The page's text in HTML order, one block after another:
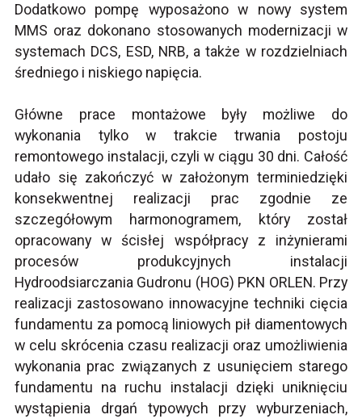
Dodatkowo pompę wyposażono w nowy system
MMS oraz dokonano stosowanych modernizacji w
systemach DCS, ESD, NRB, a także w rozdzielniach
średniego i niskiego napięcia.
Główne prace montażowe były możliwe do
wykonania tylko w trakcie trwania postoju
remontowego instalacji, czyli w ciągu 30 dni. Całość
udało się zakończyć w założonym terminiedzięki
konsekwentnej realizacji prac zgodnie ze
szczegółowym harmonogramem, który został
opracowany w ścisłej współpracy z inżynierami
procesów produkcyjnych instalacji
Hydroodsiarczania Gudronu (HOG) PKN ORLEN. Przy
realizacji zastosowano innowacyjne techniki cięcia
fundamentu za pomocą liniowych pił diamentowych
w celu skrócenia czasu realizacji oraz umożliwienia
wykonania prac związanych z usunięciem starego
fundamentu na ruchu instalacji dzięki uniknięciu
wystąpienia drgań typowych przy wyburzeniach,